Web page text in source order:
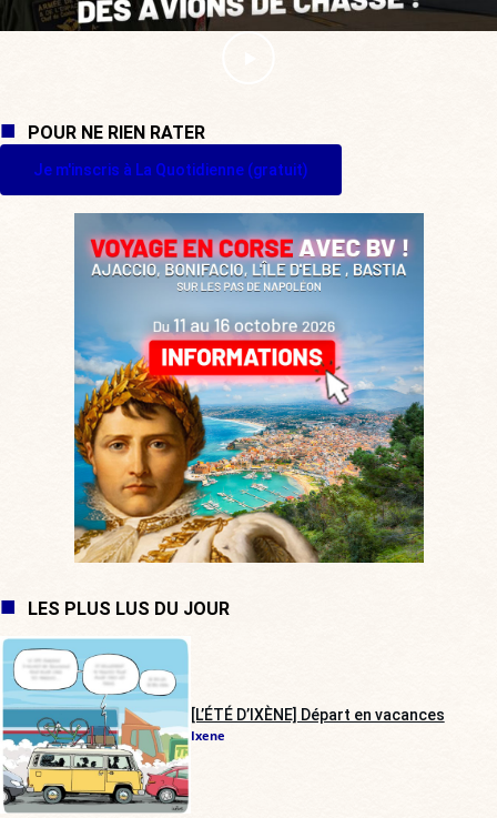
POUR NE RIEN RATER
Je m'inscris à La Quotidienne (gratuit)
LES PLUS LUS DU JOUR
[L’ÉTÉ D’IXÈNE] Départ en vacances
Ixene